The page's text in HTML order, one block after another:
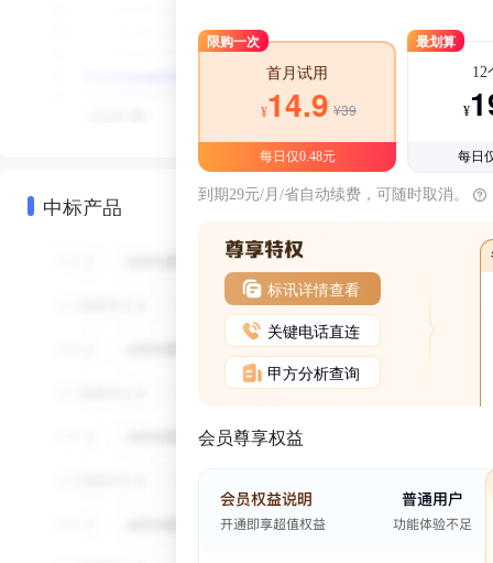
中标产品
限购一次
首月试用
¥14.9 ¥39
每日仅0.48元
最划算
12
¥
每日
到期29元/月/省自动续费，可随时取消。
标讯详情查看
关键电话直连
甲方分析查询
会员尊享权益